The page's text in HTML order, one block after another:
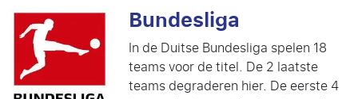
Bundesliga
In de Duitse Bundesliga spelen 18
teams voor de titel. De 2 laatste
teams degraderen hier. De eerste 4